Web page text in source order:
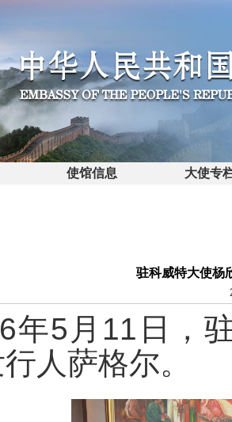
使馆信息 大使专
驻科威特大使杨
年5月11日，
人萨格尔。